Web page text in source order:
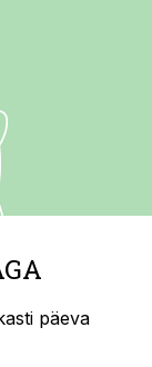
päeva